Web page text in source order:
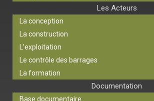
Les Acteurs
La conception
La construction
L’exploitation
Le contrôle des barrages
La formation
Documentation
Base documentaire